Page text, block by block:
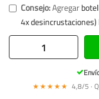
Consejo:Agregar
4x desincrustaciones)
★★★★★ 4,8/5 ·